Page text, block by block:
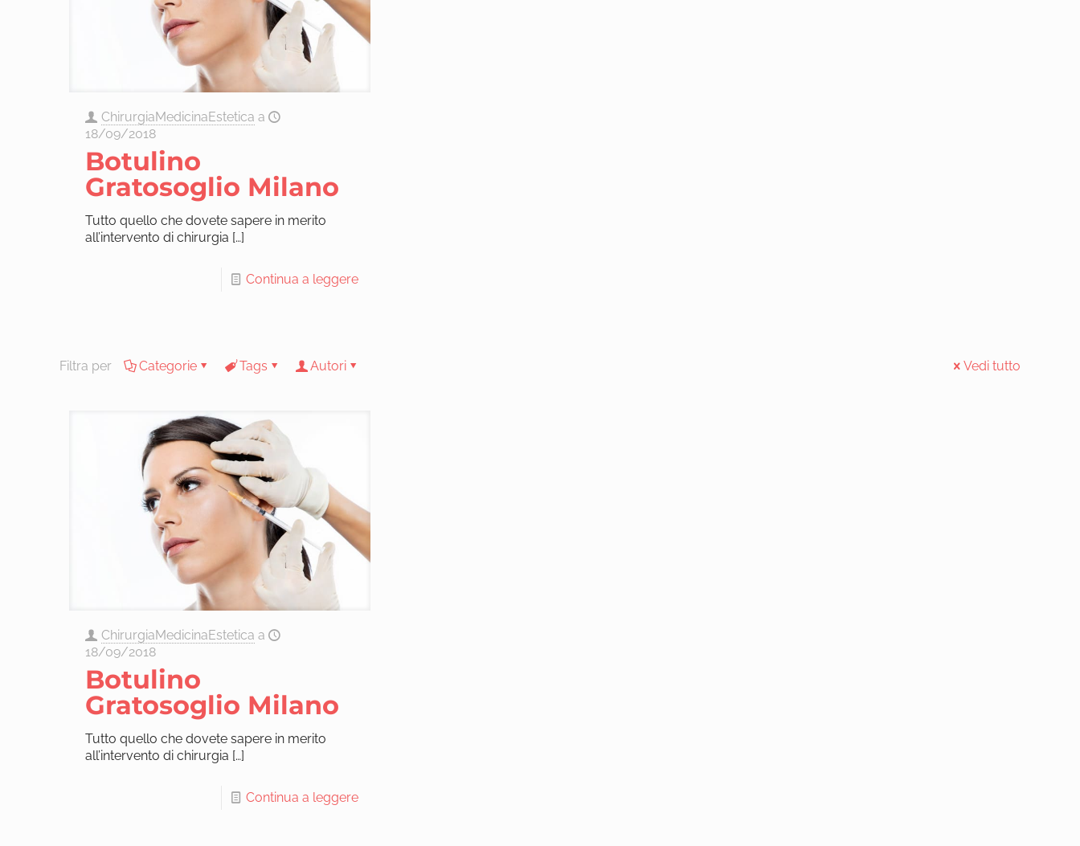
ChirurgiaMedicinaEstetica a
18/09/2018
Botulino
Gratosoglio Milano
Tutto quello che dovete sapere in merito
all’intervento di chirurgia […]
Continua a leggere
Filtra per Categorie Tags Autori Vedi tutto
ChirurgiaMedicinaEstetica a
18/09/2018
Botulino
Gratosoglio Milano
Tutto quello che dovete sapere in merito
all’intervento di chirurgia […]
Continua a leggere